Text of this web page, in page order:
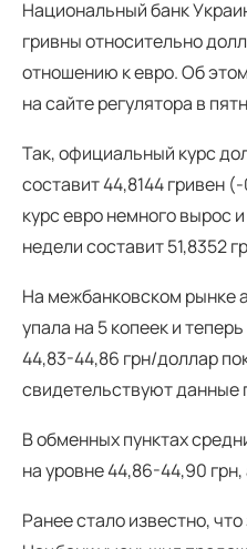
Национальный банк
гривны относительно
отношению к евро. Об
на сайте регулятора в
Так, официальный курс
составит 44,8144 гривен
курс евро немного вырос
недели составит 51,8352
На межбанковском рынке
упала на 5 копеек и
44,83-44,86 грн/доллар
свидетельствуют данные
В обменных пунктах
на уровне 44,86-44,90
Ранее стало известно,